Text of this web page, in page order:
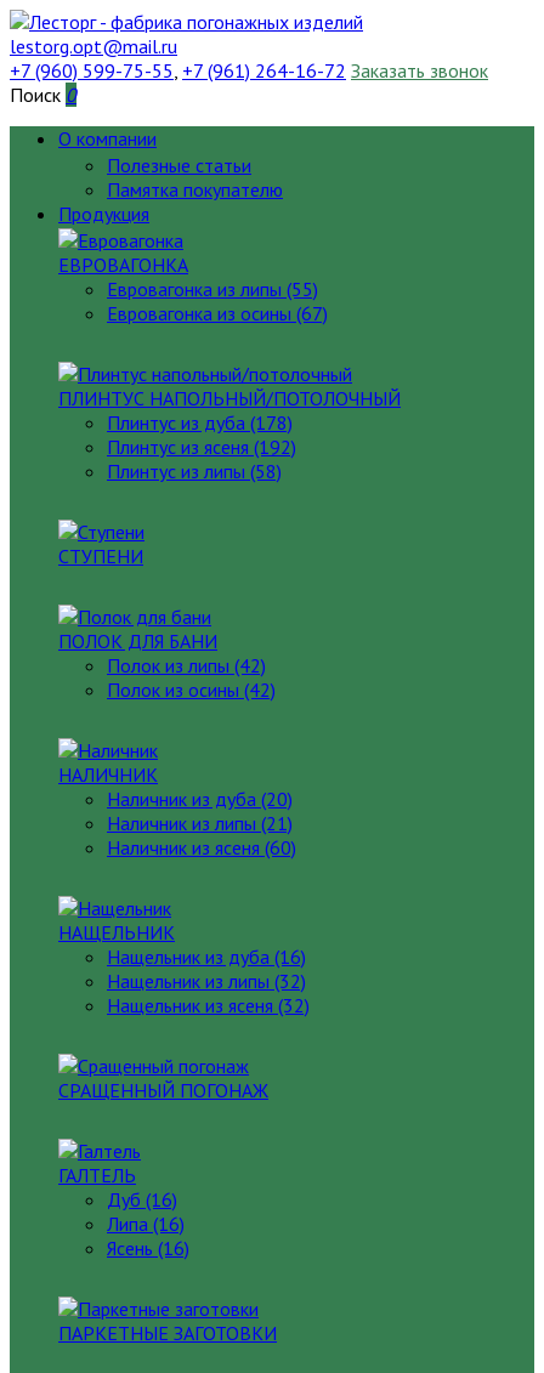
lestorg.opt@mail.ru
+7 (960) 599-75-55, +7 (961) 264-16-72 Заказать звонок
Поиск 0
О компании
Полезные статьи
Памятка покупателю
Продукция
ЕВРОВАГОНКА
Евровагонка из липы (55)
Евровагонка из осины (67)
ПЛИНТУС НАПОЛЬНЫЙ/ПОТОЛОЧНЫЙ
Плинтус из дуба (178)
Плинтус из ясеня (192)
Плинтус из липы (58)
СТУПЕНИ
ПОЛОК ДЛЯ БАНИ
Полок из липы (42)
Полок из осины (42)
НАЛИЧНИК
Наличник из дуба (20)
Наличник из липы (21)
Наличник из ясеня (60)
НАЩЕЛЬНИК
Нащельник из дуба (16)
Нащельник из липы (32)
Нащельник из ясеня (32)
СРАЩЕННЫЙ ПОГОНАЖ
ГАЛТЕЛЬ
Дуб (16)
Липа (16)
Ясень (16)
ПАРКЕТНЫЕ ЗАГОТОВКИ